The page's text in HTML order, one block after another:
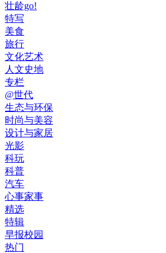
壮龄go!
特写
美食
旅行
文化艺术
人文史地
专栏
@世代
生态与环保
时尚与美容
设计与家居
光影
科玩
科普
汽车
心事家事
精选
特辑
早报校园
热门